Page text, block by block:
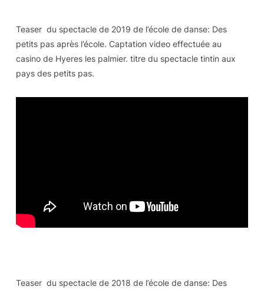
Teaser du spectacle de 2019 de l’école de danse: Des
petits pas après l’école. Captation video effectuée au
casino de Hyeres les palmier. titre du spectacle tintin aux
pays des petits pas.
Teaser du spectacle de 2018 de l’école de danse: Des